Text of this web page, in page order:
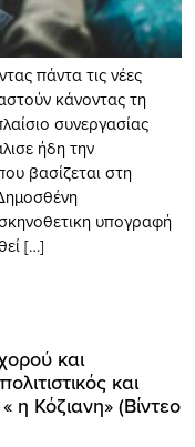
πάντα τις νέες
κάνοντας τη
συνεργασίας
ήδη την
βασίζεται στη
υπογραφή
[…]
και
και
Κόζιανη» (Bίντεο